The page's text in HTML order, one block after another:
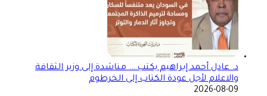
د. عادل أحمد إبراهيم يكتب…. مناشدة إلى وزير الثقافة
والاعلام لأجل عودة الكتاب إلى الخرطوم
2026-08-09